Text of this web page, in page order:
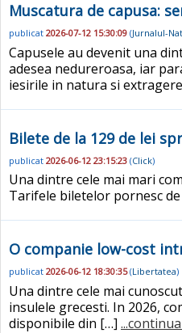
Muscatura de capusa:
publicat 2026-07-12 15:30:09 (Jurnalul-
Capusele au devenit una
adesea nedureroasa, iar
iesirile in natura si
Bilete de la 129 de lei
publicat 2026-06-12 23:15:23 (Click)
Una dintre cele mai mari
Tarifele biletelor pornesc
O companie low-cost
publicat 2026-06-12 18:30:35(Libertatea)
Una dintre cele mai
insulele grecesti. In 2026,
disponibile din […]